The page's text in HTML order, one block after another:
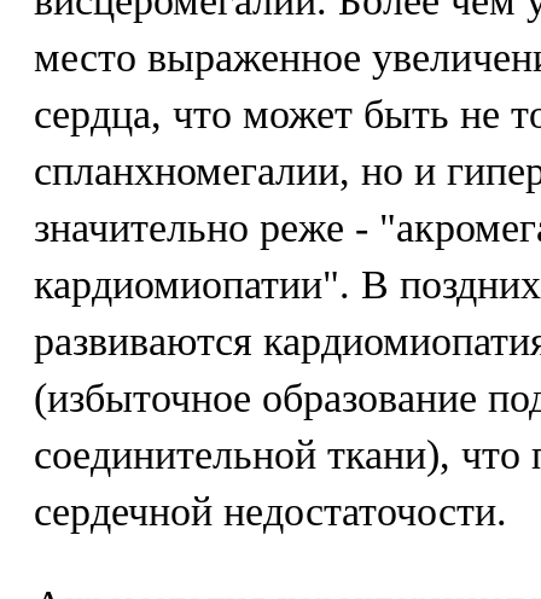
место выраженное
сердца, что может быть не
спланхномегалии, но и
значительно реже -
кардиомиопатии". В
развиваются
(избыточное образование
соединительной ткани), что
сердечной недостаточости.